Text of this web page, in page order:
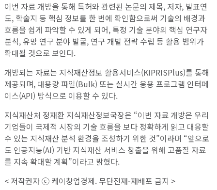
이번 자료 개방을 통해 특허와 관련된 논문의 제목, 저자, 발표연
도, 학술지 등 핵심 정보를 한 번에 확인함으로써 기술의 배경과
흐름을 쉽게 파악할 수 있게 되어, 특정 기술 분야의 핵심 연구자
분석, 유망 연구 분야 발굴, 연구 개발 전략 수립 등 활용 범위가
확대될 것으로 보인다.
개방되는 자료는 지식재산정보 활용서비스(KIPRISPlus)를 통해
제공되며, 대용량 파일(Bulk) 또는 실시간 응용 프로그램 인터페
이스(API) 방식으로 이용할 수 있다.
지식재산처 정재환 지식재산정보국장은 “이번 자료 개방은 우리
기업들이 국제적 시장의 기술 흐름을 보다 정확하게 읽고 대응할
수 있는 지식재산 분석 환경을 조성하기 위한 것”이라며 “앞으로
도 인공지능(AI) 기반 지식재산 서비스 창출을 위해 고품질 자료
를 지속 확대할 계획”이라고 밝혔다.
< 저작권자 ⓒ 케이창업경제. 무단전재-재배포 금지 >